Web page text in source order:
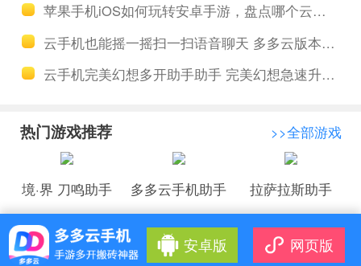
动升级提高
初始号
苹果手机iOS如何玩转安卓手游，盘点哪个云手机更好用？
云手机也能摇一摇扫一扫语音聊天 多多云版本大更新
云手机完美幻想多开助手助手 完美幻想急速升级攻略
热门游戏推荐 >>全部游戏
境·界 刀鸣助手 多多云手机助手 拉萨拉斯助手
安卓版 网页版